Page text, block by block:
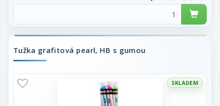
Tužka grafitová pearl, HB s gumou
SKLADEM